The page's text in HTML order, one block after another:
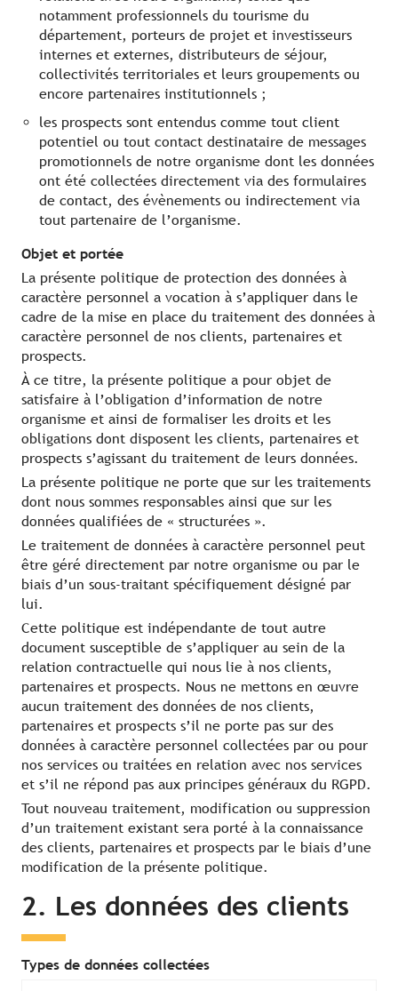
notamment professionnels du tourisme du
département, porteurs de projet et investisseurs
internes et externes, distributeurs de séjour,
collectivités territoriales et leurs groupements ou
encore partenaires institutionnels ;
les prospects sont entendus comme tout client
potentiel ou tout contact destinataire de messages
promotionnels de notre organisme dont les données
ont été collectées directement via des formulaires
de contact, des évènements ou indirectement via
tout partenaire de l’organisme.
Objet et portée
La présente politique de protection des données à
caractère personnel a vocation à s’appliquer dans le
cadre de la mise en place du traitement des données à
caractère personnel de nos clients, partenaires et
prospects.
À ce titre, la présente politique a pour objet de
satisfaire à l’obligation d’information de notre
organisme et ainsi de formaliser les droits et les
obligations dont disposent les clients, partenaires et
prospects s’agissant du traitement de leurs données.
La présente politique ne porte que sur les traitements
dont nous sommes responsables ainsi que sur les
données qualifiées de « structurées ».
Le traitement de données à caractère personnel peut
être géré directement par notre organisme ou par le
biais d’un sous-traitant spécifiquement désigné par
lui.
Cette politique est indépendante de tout autre
document susceptible de s’appliquer au sein de la
relation contractuelle qui nous lie à nos clients,
partenaires et prospects. Nous ne mettons en œuvre
aucun traitement des données de nos clients,
partenaires et prospects s’il ne porte pas sur des
données à caractère personnel collectées par ou pour
nos services ou traitées en relation avec nos services
et s’il ne répond pas aux principes généraux du RGPD.
Tout nouveau traitement, modification ou suppression
d’un traitement existant sera porté à la connaissance
des clients, partenaires et prospects par le biais d’une
modification de la présente politique.
2. Les données des clients
Types de données collectées